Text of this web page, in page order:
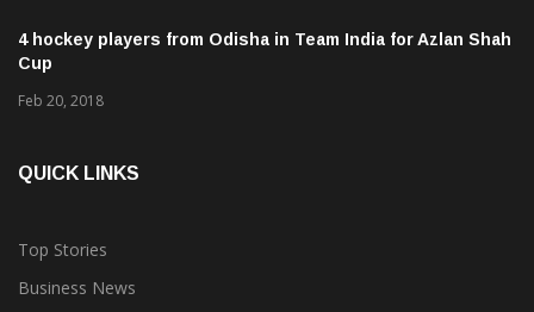
4 hockey players from Odisha in Team India for Azlan Shah
Cup
Feb 20, 2018
QUICK LINKS
Top Stories
Business News